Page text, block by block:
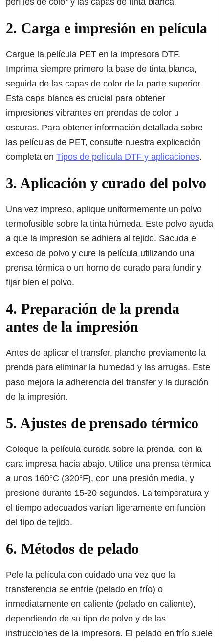
perfiles de color y las capas de tinta blanca.
2. Carga e impresión en película
Cargue la película PET en la impresora DTF.
Imprima siempre primero la base de tinta blanca,
seguida de las capas de color de la parte superior.
Esta capa blanca es crucial para obtener
impresiones vibrantes en prendas de color u
oscuras. Para obtener información detallada sobre
las películas de PET, consulte nuestra explicación
completa en Tipos de película DTF y aplicaciones.
3. Aplicación y curado del polvo
Una vez impreso, aplique uniformemente un polvo
termofusible sobre la tinta húmeda. Este polvo ayuda
a que la impresión se adhiera al tejido. Sacuda el
exceso de polvo y cure la película utilizando una
prensa térmica o un horno de curado para fundir y
fijar bien el polvo.
4. Preparación de la prenda
antes de la impresión
Antes de aplicar el transfer, planche previamente la
prenda para eliminar la humedad y las arrugas. Este
paso mejora la adherencia del transfer y la duración
de la impresión.
5. Ajustes de prensado térmico
Coloque la película curada sobre la prenda, con la
cara impresa hacia abajo. Utilice una prensa térmica
a unos 160°C (320°F), con una presión media, y
presione durante 15-20 segundos. La temperatura y
el tiempo adecuados varían ligeramente en función
del tipo de tejido.
6. Métodos de pelado
Pele la película con cuidado una vez que la
transferencia se enfríe (pelado en frío) o
inmediatamente en caliente (pelado en caliente),
dependiendo de su tipo de polvo y de las
instrucciones de la impresora. El pelado en frío suele